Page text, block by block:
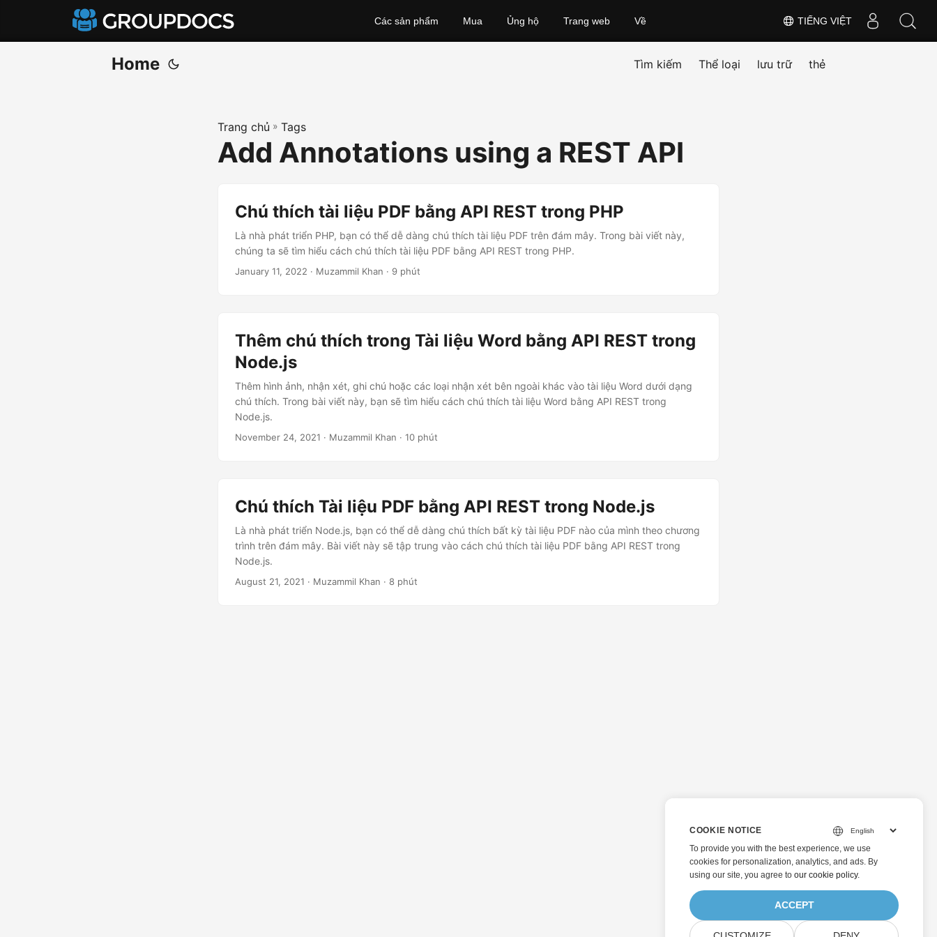
TIẾNG VIỆT
Các sản phẩm Mua Ủng hộ Trang web Về
Home Tìm kiếm Thể loại lưu trữ thẻ
Trang chủ » Tags
Add Annotations using a REST API
Chú thích tài liệu PDF bằng API REST trong PHP
Là nhà phát triển PHP, bạn có thể dễ dàng chú thích tài liệu PDF trên đám mây. Trong bài viết này,
chúng ta sẽ tìm hiểu cách chú thích tài liệu PDF bằng API REST trong PHP.
January 11, 2022 · Muzammil Khan · 9 phút
Thêm chú thích trong Tài liệu Word bằng API REST trong
Node.js
Thêm hình ảnh, nhận xét, ghi chú hoặc các loại nhận xét bên ngoài khác vào tài liệu Word dưới dạng
chú thích. Trong bài viết này, bạn sẽ tìm hiểu cách chú thích tài liệu Word bằng API REST trong
Node.js.
November 24, 2021 · Muzammil Khan · 10 phút
Chú thích Tài liệu PDF bằng API REST trong Node.js
Là nhà phát triển Node.js, bạn có thể dễ dàng chú thích bất kỳ tài liệu PDF nào của mình theo chương
trình trên đám mây. Bài viết này sẽ tập trung vào cách chú thích tài liệu PDF bằng API REST trong
Node.js.
August 21, 2021 · Muzammil Khan · 8 phút
COOKIE NOTICE
To provide you with the best experience, we use
cookies for personalization, analytics, and ads. By
using our site, you agree to our cookie policy.
ACCEPT